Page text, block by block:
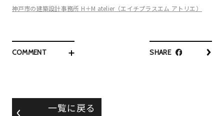
神戸市の建築設計事務所 H＋M atelier（エイチプラスエム アトリエ）
COMMENT SHARE
一覧に戻る